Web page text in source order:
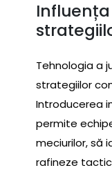
Tehnologia a
strategiilor
Introducerea
permite
meciurilor, să
rafineze